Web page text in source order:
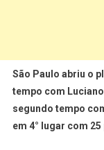
São Paulo abriu o
tempo com
segundo tempo
em 4° lugar com